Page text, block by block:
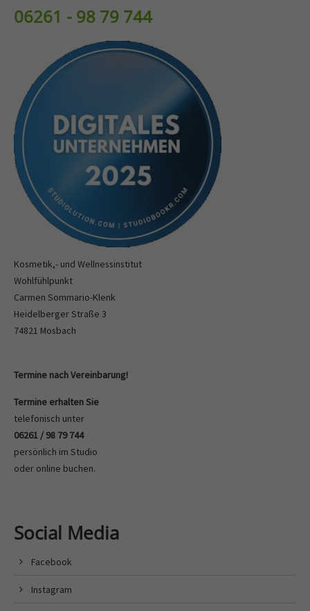
06261 - 98 79 744
Kosmetik,- und Wellnessinstitut
Wohlfühlpunkt
Carmen Sommario-Klenk
Heidelberger Straße 3
74821 Mosbach
Termine nach Vereinbarung!
Termine erhalten Sie
telefonisch unter
06261 / 98 79 744
persönlich im Studio
oder online buchen.
Social Media
Facebook
Instagram